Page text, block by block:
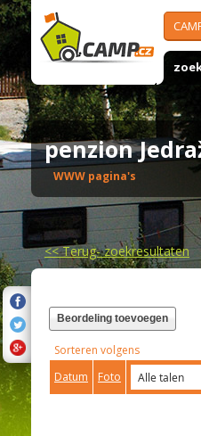
penzion
WWW pagina's
<<Terug- zoekresultaten
Beordeling toevoegen
Sorteren volgens
Datum
Foto